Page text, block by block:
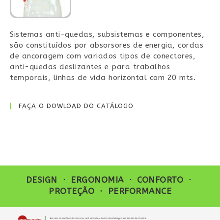
Sistemas anti-quedas, subsistemas e componentes,
são constituídos por absorsores de energia, cordas
de ancoragem com variados tipos de conectores,
anti-quedas deslizantes e para trabalhos
temporais, linhas de vida horizontal com 20 mts.
FAÇA O DOWLOAD DO CATÁLOGO
DESIGN ⋅ ERGONOMIA ⋅ CONFORTO ⋅
PROTEÇÃO ⋅ PERFORMANCE